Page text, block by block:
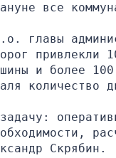
все
главы
привлекли
и более
количество
Скрябин.